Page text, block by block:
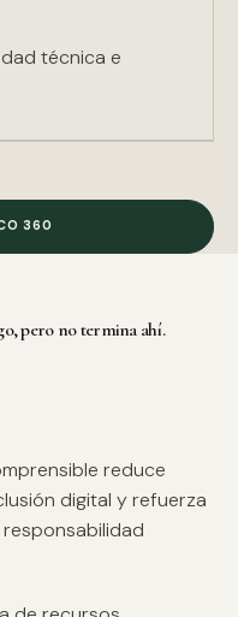
técnica e
360
pero no termina ahí.
reduce
digital y refuerza